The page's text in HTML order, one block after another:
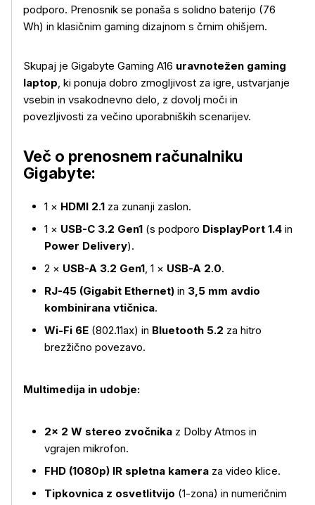
Več o izdelku
podporo. Prenosnik se ponaša s solidno baterijo (76
Wh) in klasičnim gaming dizajnom s črnim ohišjem.
Skupaj je Gigabyte Gaming A16 uravnotežen gaming
laptop, ki ponuja dobro zmogljivost za igre, ustvarjanje
vsebin in vsakodnevno delo, z dovolj moči in
povezljivosti za večino uporabniških scenarijev.
Več o prenosnem računalniku
Gigabyte:
1 × HDMI 2.1 za zunanji zaslon.
1 × USB-C 3.2 Gen1 (s podporo DisplayPort 1.4 in
Power Delivery).
2 × USB-A 3.2 Gen1, 1 × USB-A 2.0.
RJ-45 (Gigabit Ethernet) in 3,5 mm avdio
kombinirana vtičnica.
Wi-Fi 6E (802.11ax) in Bluetooth 5.2 za hitro
brezžično povezavo.
Multimedija in udobje:
2× 2 W stereo zvočnika z Dolby Atmos in
vgrajen mikrofon.
FHD (1080p) IR spletna kamera za video klice.
Tipkovnica z osvetlitvijo (1-zona) in numeričnim